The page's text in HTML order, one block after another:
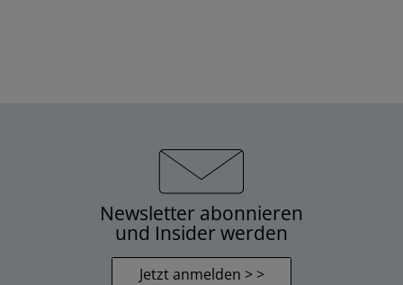
Newsletter abonnieren
und Insider werden
Jetzt anmelden > >